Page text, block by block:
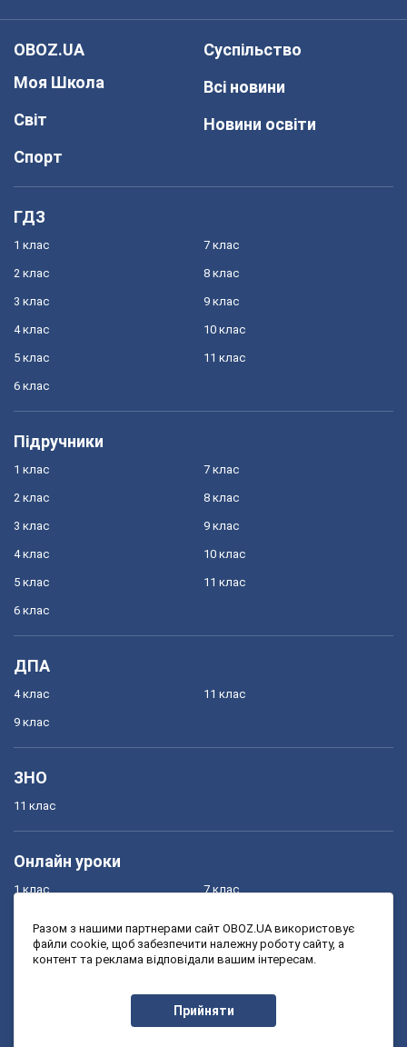
OBOZ.UA
Моя Школа
Світ
Спорт
Суспільство
Всі новини
Новини освіти
ГДЗ
1 клас
2 клас
3 клас
4 клас
5 клас
6 клас
7 клас
8 клас
9 клас
10 клас
11 клас
Підручники
1 клас
2 клас
3 клас
4 клас
5 клас
6 клас
7 клас
8 клас
9 клас
10 клас
11 клас
ДПА
4 клас
9 клас
11 клас
ЗНО
11 клас
Онлайн уроки
1 клас
3 клас
7 клас
9 клас
Разом з нашими партнерами сайт OBOZ.UA використовує
файли cookie, щоб забезпечити належну роботу сайту, а
контент та реклама відповідали вашим інтересам.
Прийняти